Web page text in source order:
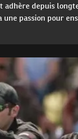
adhère depuis
une passion pour